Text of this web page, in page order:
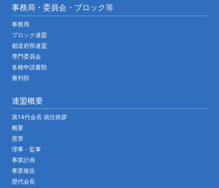
事務局・委員会・ブロック等
事務局
ブロック連盟
都道府県連盟
専門委員会
各種申請書類
審判部
連盟概要
第14代会長 就任挨拶
概要
憲章
理事・監事
事業計画
事業報告
歴代会長